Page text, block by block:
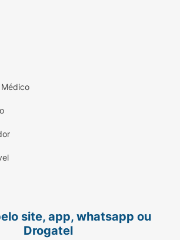
(aproximadamente 32g) em
Agite bem até completa
preferencialmente logo
as refeições para garantir seu
Chocolate.
site, app, whatsapp ou
Drogatel